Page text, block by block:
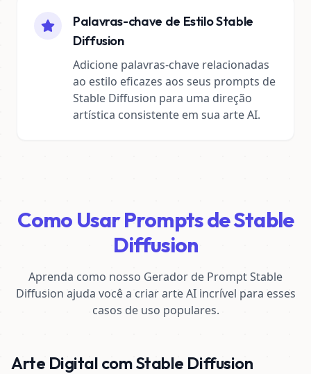
Palavras-chave de Estilo Stable
Diffusion
Adicione palavras-chave relacionadas
ao estilo eficazes aos seus prompts de
Stable Diffusion para uma direção
artística consistente em sua arte AI.
Como Usar Prompts de Stable
Diffusion
Aprenda como nosso Gerador de Prompt Stable
Diffusion ajuda você a criar arte AI incrível para esses
casos de uso populares.
Arte Digital com Stable Diffusion